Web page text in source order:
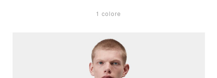
1 colore